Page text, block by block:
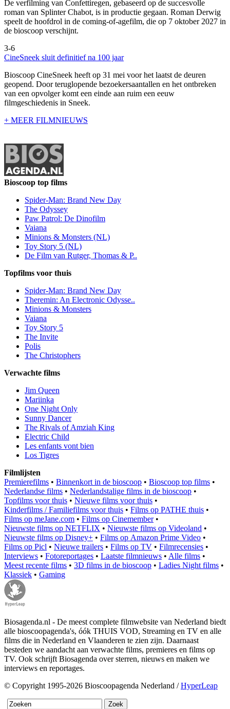
De verfilming van Confettiregen, gebaseerd op de succesvolle
roman van Splinter Chabot, is in productie gegaan. Roman Derwig
speelt de hoofdrol in de coming-of-agefilm, die op 7 oktober 2027 in
de bioscoop verschijnt.
3-6
CineSneek sluit definitief na 100 jaar
Bioscoop CineSneek heeft op 31 mei voor het laatst de deuren
geopend. Door teruglopende bezoekersaantallen en het ontbreken
van een opvolger komt een einde aan ruim een eeuw
filmgeschiedenis in Sneek.
+ MEER FILMNIEUWS
Bioscoop top films
Spider-Man: Brand New Day
The Odyssey
Paw Patrol: De Dinofilm
Vaiana
Minions & Monsters (NL)
Toy Story 5 (NL)
De Film van Rutger, Thomas & P..
Topfilms voor thuis
Spider-Man: Brand New Day
Theremin: An Electronic Odysse..
Minions & Monsters
Vaiana
Toy Story 5
The Invite
Polis
The Christophers
Verwachte films
Jim Queen
Mariinka
One Night Only
Sunny Dancer
The Rivals of Amziah King
Electric Child
Les enfants vont bien
Los Tigres
Filmlijsten
Premierefilms • Binnenkort in de bioscoop • Bioscoop top films •
Nederlandse films • Nederlandstalige films in de bioscoop •
Topfilms voor thuis • Nieuwe films voor thuis •
Kinderfilms / Familiefilms voor thuis • Films op PATHE thuis •
Films op meJane.com • Films op Cinemember•
Nieuwste films op NETFLIX • Nieuwste films op Videoland •
Nieuwste films op Disney+ • Films op Amazon Prime Video •
Films op Picl • Nieuwe trailers • Films op TV • Filmrecensies •
Interviews • Fotoreportages • Laatste filmnieuws • Alle films •
Meest recente films • 3D films in de bioscoop • Ladies Night films •
Klassiek • Gaming
Biosagenda.nl - De meest complete filmwebsite van Nederland biedt
alle bioscoopagenda's, óók THUIS VOD, Streaming en TV en alle
films die in Nederland en Vlaanderen te zien zijn. Daarnaast
besteden we aandacht aan verwachte films, premieres en films op
TV. Ook schrijft Biosagenda over sterren, nieuws en maken we
interviews en reportages.
© Copyright 1995-2026 Bioscoopagenda Nederland /HyperLeap